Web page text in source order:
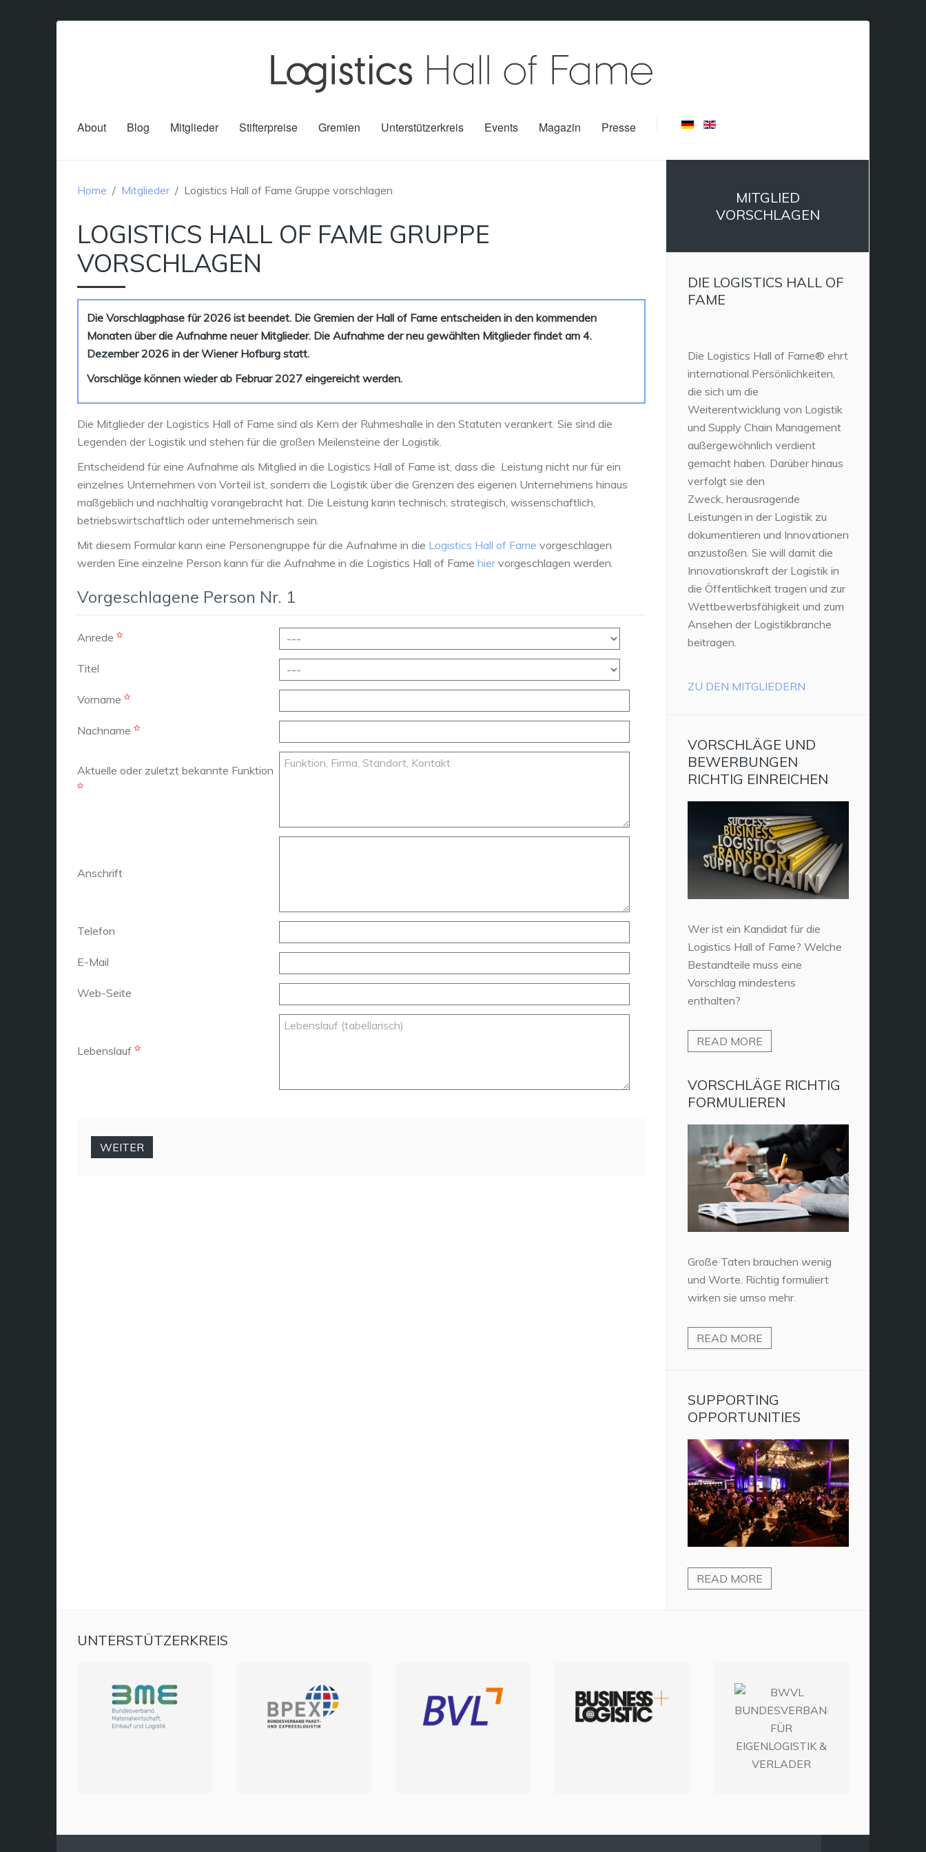
About Blog Mitglieder Stifterpreise Gremien Unterstützerkreis Events Magazin Presse
Home Mitglieder Logistics Hall of Fame Gruppe vorschlagen
LOGISTICS HALL OF FAME GRUPPE
VORSCHLAGEN
Die Vorschlagphase für 2026 ist beendet. Die Gremien der Hall of Fame entscheiden in den kommenden
Monaten über die Aufnahme neuer Mitglieder. Die Aufnahme der neu gewählten Mitglieder findet am 4.
Dezember 2026 in der Wiener Hofburg statt.
Vorschläge können wieder ab Februar 2027 eingereicht werden.
Die Mitglieder der Logistics Hall of Fame sind als Kern der Ruhmeshalle in den Statuten verankert. Sie sind die
Legenden der Logistik und stehen für die großen Meilensteine der Logistik.
Entscheidend für eine Aufnahme als Mitglied in die Logistics Hall of Fame ist, dass die Leistung nicht nur für ein
einzelnes Unternehmen von Vorteil ist, sondern die Logistik über die Grenzen des eigenen Unternehmens hinaus
maßgeblich und nachhaltig vorangebracht hat. Die Leistung kann technisch, strategisch, wissenschaftlich,
betriebswirtschaftlich oder unternehmerisch sein.
Mit diesem Formular kann eine Personengruppe für die Aufnahme in die Logistics Hall of Fame vorgeschlagen
werden Eine einzelne Person kann für die Aufnahme in die Logistics Hall of Fame hiervorgeschlagen werden.
Vorgeschlagene Person Nr. 1
Anrede
Titel
Vorname
Nachname
Aktuelle oder zuletzt bekannte Funktion
Anschrift
Telefon
E-Mail
Web-Seite
Lebenslauf
WEITER
MITGLIED
VORSCHLAGEN
DIE LOGISTICS HALL OF
FAME
Die Logistics Hall of Fame® ehrt
international Persönlichkeiten,
die sich um die
Weiterentwicklung von Logistik
und Supply Chain Management
außergewöhnlich verdient
gemacht haben. Darüber hinaus
verfolgt sie den
Zweck, herausragende
Leistungen in der Logistik zu
dokumentieren und Innovationen
anzustoßen. Sie will damit die
Innovationskraft der Logistik in
die Öffentlichkeit tragen und zur
Wettbewerbsfähigkeit und zum
Ansehen der Logistikbranche
beitragen.
ZU DEN MITGLIEDERN
VORSCHLÄGE UND
BEWERBUNGEN
RICHTIG EINREICHEN
Wer ist ein Kandidat für die
Logistics Hall of Fame? Welche
Bestandteile muss eine
Vorschlag mindestens
enthalten?
READ MORE
VORSCHLÄGE RICHTIG
FORMULIEREN
Große Taten brauchen wenig
und Worte. Richtig formuliert
wirken sie umso mehr.
READ MORE
SUPPORTING
OPPORTUNITIES
READ MORE
UNTERSTÜTZERKREIS